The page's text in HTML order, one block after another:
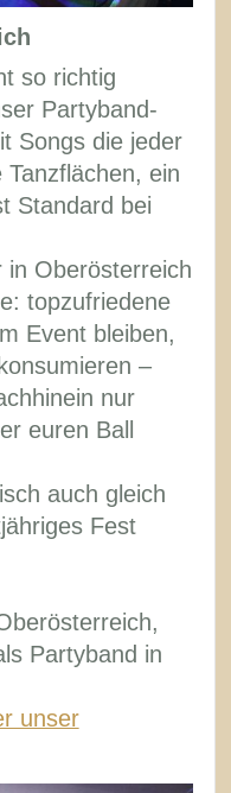
so richtig
Partyband-
Songs die jeder
ein
Standard bei
in Oberösterreich
topzufriedene
Event bleiben,
–
nur
euren Ball
auch gleich
Fest
Partyband in
unser